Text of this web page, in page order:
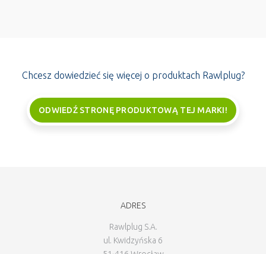
Chcesz dowiedzieć się więcej o produktach Rawlplug?
ODWIEDŹ STRONĘ PRODUKTOWĄ TEJ MARKI!
ADRES
Rawlplug S.A.
ul. Kwidzyńska 6